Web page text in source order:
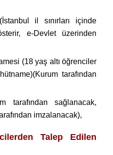
il sınırları içinde
e-Devlet üzerinden
(18 yaş altı öğrenciler
tarafından
tarafından sağlanacak,
imzalanacak),
Talep Edilen